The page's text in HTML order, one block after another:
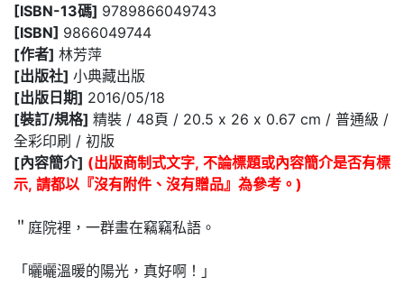
[ISBN-13碼] 9789866049743
[ISBN] 9866049744
[作者] 林芳萍
[出版社] 小典藏出版
[出版日期] 2016/05/18
[裝訂/規格] 精裝 / 48頁 / 20.5 x 26 x 0.67 cm / 普通級 /
全彩印刷 / 初版
[內容簡介] (出版商制式文字, 不論標題或內容簡介是否有標
示, 請都以『沒有附件、沒有贈品』為參考。)
＂庭院裡，一群畫在竊竊私語。
「曬曬溫暖的陽光，真好啊！」